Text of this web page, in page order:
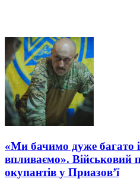
«Ми бачимо дуже багато
впливаємо». Військовий
окупантів у Приазов’ї